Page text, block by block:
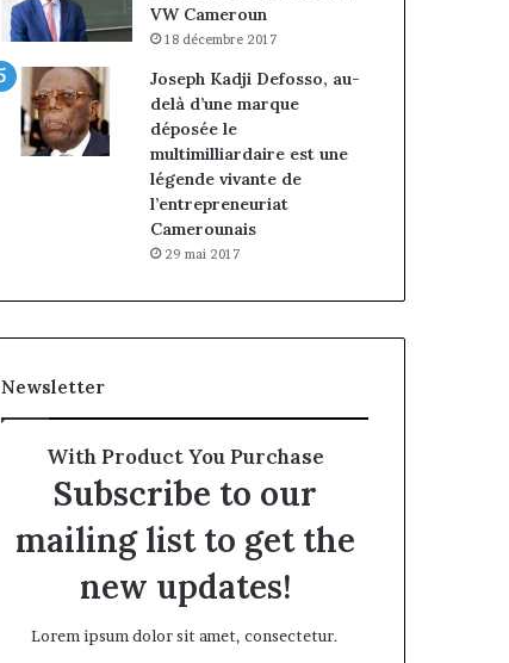
VW Cameroun
18 décembre 2017
Joseph Kadji Defosso, au-
delà d’une marque
déposée le
multimilliardaire est une
légende vivante de
l’entrepreneuriat
Camerounais
29 mai 2017
Newsletter
With Product You Purchase
Subscribe to our
mailing list to get the
new updates!
Lorem ipsum dolor sit amet, consectetur.